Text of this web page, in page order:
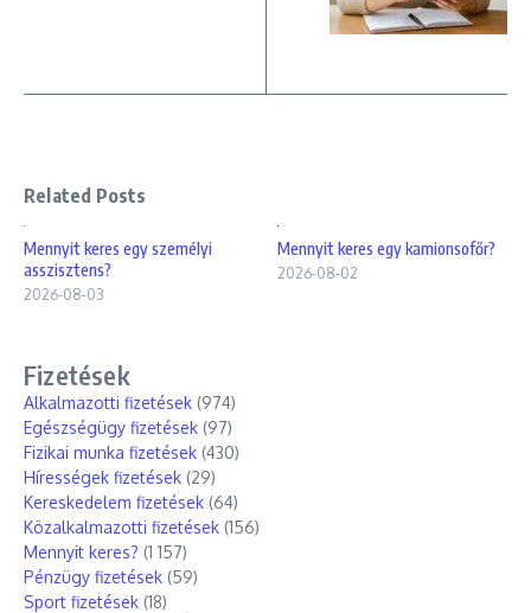
Related Posts
Mennyit keres egy személyi
asszisztens?
2026-08-03
Mennyit keres egy kamionsofőr?
2026-08-02
Fizetések
Alkalmazotti fizetések (974)
Egészségügy fizetések (97)
Fizikai munka fizetések (430)
Hírességek fizetések (29)
Kereskedelem fizetések (64)
Közalkalmazotti fizetések (156)
Mennyit keres? (1 157)
Pénzügy fizetések (59)
Sport fizetések (18)